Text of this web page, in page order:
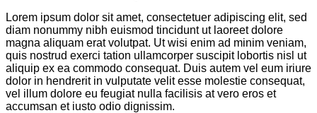
Lorem ipsum dolor sit amet, consectetuer adipiscing elit, sed
diam nonummy nibh euismod tincidunt ut laoreet dolore
magna aliquam erat volutpat. Ut wisi enim ad minim veniam,
quis nostrud exerci tation ullamcorper suscipit lobortis nisl ut
aliquip ex ea commodo consequat. Duis autem vel eum iriure
dolor in hendrerit in vulputate velit esse molestie consequat,
vel illum dolore eu feugiat nulla facilisis at vero eros et
accumsan et iusto odio dignissim.